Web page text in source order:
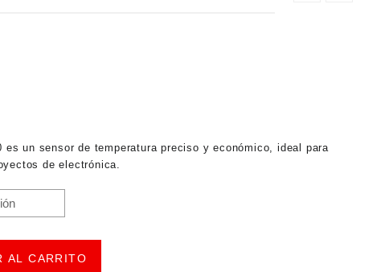
es un sensor de temperatura preciso y económico, ideal para
de electrónica.
AL CARRITO